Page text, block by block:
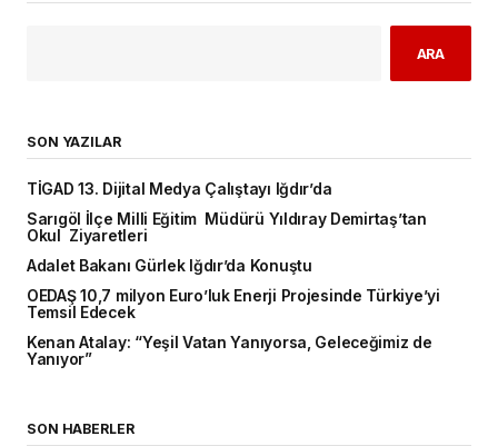
ARA
SON YAZILAR
TİGAD 13. Dijital Medya Çalıştayı Iğdır’da
Sarıgöl İlçe Milli Eğitim Müdürü Yıldıray Demirtaş’tan
Okul Ziyaretleri
Adalet Bakanı Gürlek Iğdır’da Konuştu
OEDAŞ 10,7 milyon Euro’luk Enerji Projesinde Türkiye’yi
Temsil Edecek
Kenan Atalay: “Yeşil Vatan Yanıyorsa, Geleceğimiz de
Yanıyor”
SON HABERLER